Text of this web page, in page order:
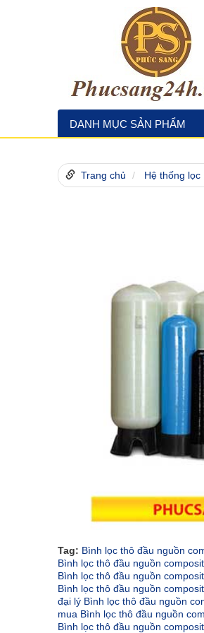
DANH MỤC SẢN PHẨM
Trang chủ Hệ thống lọc
Tag: Bình lọc thô đầu nguồn
Bình lọc thô đầu nguồn
Bình lọc thô đầu nguồn
Bình lọc thô đầu nguồn
đại lý Bình lọc thô đầu nguồn
mua Bình lọc thô đầu nguồn
Bình lọc thô đầu nguồn